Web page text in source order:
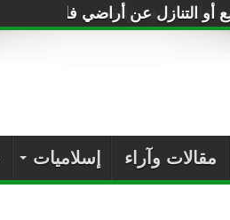
أو التنازل عن أراضي فلسطين
مقالات وآراء إسلاميات